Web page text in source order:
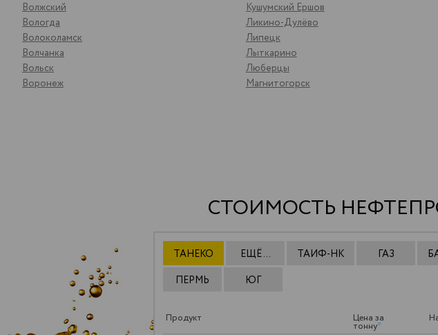
Волжский
Вологда
Волоколамск
Волчанка
Вольск
Воронеж
Кушумский Ершов
Ликино-Дулёво
Липецк
Лыткарино
Люберцы
Магнитогорск
СТОИМОСТЬ
ТАНЕКО ЕЩЁ ... ТАИФ-НК ГАЗ
ПЕРМЬ
ЮГ
Продукт Цена за
тонну*